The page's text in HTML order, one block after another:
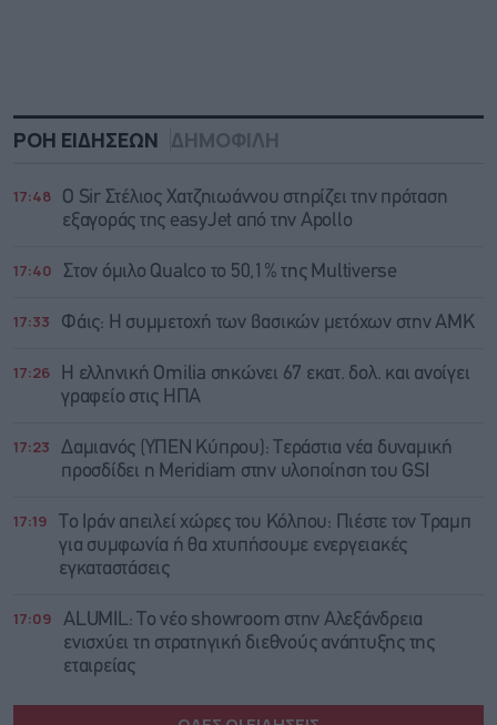
ΡΟΗ ΕΙΔΗΣΕΩΝ ΔΗΜΟΦΙΛΗ
17:48
Ο Sir Στέλιος Χατζηιωάννου στηρίζει την πρόταση
εξαγοράς της easyJet από την Apollo
17:40 Στον όμιλο Qualco το 50,1% της Multiverse
17:33 Φάις: Η συμμετοχή των βασικών μετόχων στην ΑΜΚ
17:26
Η ελληνική Omilia σηκώνει 67 εκατ. δολ. και ανοίγει
γραφείο στις ΗΠΑ
17:23
Δαμιανός (ΥΠΕΝ Κύπρου): Τεράστια νέα δυναμική
προσδίδει η Meridiam στην υλοποίηση του GSI
17:19
Το Ιράν απειλεί χώρες του Κόλπου: Πιέστε τον Τραμπ
για συμφωνία ή θα χτυπήσουμε ενεργειακές
εγκαταστάσεις
17:09
ALUMIL: Το νέο showroom στην Αλεξάνδρεια
ενισχύει τη στρατηγική διεθνούς ανάπτυξης της
εταιρείας